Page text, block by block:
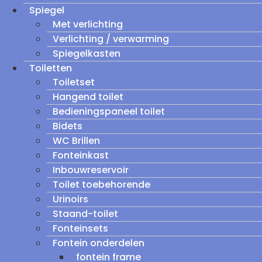
Spiegel
Met verlichting
Verlichting / verwarming
Spiegelkasten
Toiletten
Toiletset
Hangend toilet
Bedieningspaneel toilet
Bidets
WC Brillen
Fonteinkast
Inbouwreservoir
Toilet toebehorende
Urinoirs
Staand-toilet
Fonteinsets
Fontein onderdelen
fontein frame